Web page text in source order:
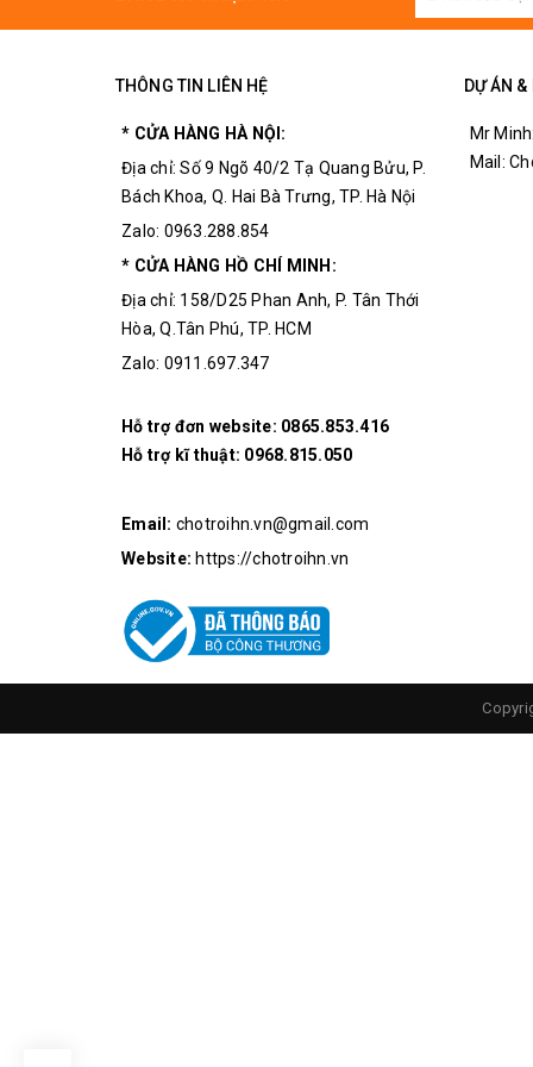
Hệ số khuếch đại( hfe): >75
Tần số cắt Ft: 150MHz- 450MHz
THÔNG TIN LIÊN HỆ
* CỬA HÀNG HÀ NỘI:
Địa chỉ: Số 9 Ngõ 40/2 Tạ Quang Bửu, P.
Bách Khoa, Q. Hai Bà Trưng, TP. Hà Nội
Zalo: 0963.288.854
* CỬA HÀNG HỒ CHÍ MINH:
Địa chỉ: 158/D25 Phan Anh, P. Tân Thới
Hòa, Q.Tân Phú, TP. HCM
Zalo: 0911.697.347
Hỗ trợ đơn website: 0865.853.416
Hỗ trợ kĩ thuật: 0968.815.050
Email: chotroihn.vn@gmail.com
Website: https://chotroihn.vn
DỰ ÁN &
Mr
Mail: